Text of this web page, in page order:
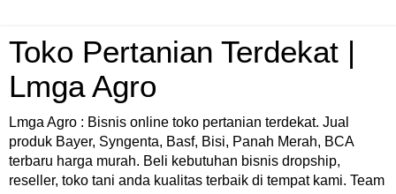
Toko Pertanian Terdekat |
Lmga Agro
Lmga Agro : Bisnis online toko pertanian terdekat. Jual
produk Bayer, Syngenta, Basf, Bisi, Panah Merah, BCA
terbaru harga murah. Beli kebutuhan bisnis dropship,
reseller, toko tani anda kualitas terbaik di tempat kami. Team